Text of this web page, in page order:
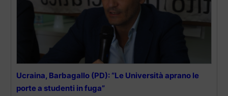
Ucraina, Barbagallo (PD): “Le Università aprano le
porte a studenti in fuga”